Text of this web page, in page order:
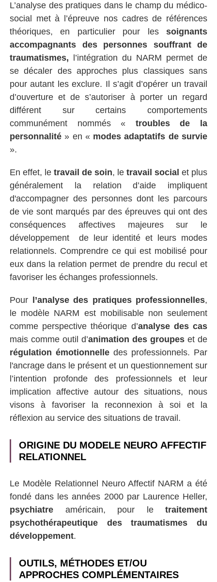
L’analyse des pratiques dans le champ du médico-
social met à l’épreuve nos cadres de références
théoriques, en particulier pour les soignants
accompagnants des personnes souffrant de
traumatismes, l’intégration du NARM permet de
se décaler des approches plus classiques sans
pour autant les exclure. Il s’agit d’opérer un travail
d’ouverture et de s’autoriser à porter un regard
différent sur certains comportements
communément nommés « troubles de la
personnalité » en « modes adaptatifs de survie
».
En effet, le travail de soin, le travail social et plus
généralement la relation d’aide impliquent
d'accompagner des personnes dont les parcours
de vie sont marqués par des épreuves qui ont des
conséquences affectives majeures sur le
développement de leur identité et leurs modes
relationnels. Comprendre ce qui est mobilisé pour
eux dans la relation permet de prendre du recul et
favoriser les échanges professionnels.
Pour l’analyse des pratiques professionnelles,
le modèle NARM est mobilisable non seulement
comme perspective théorique d’analyse des cas
mais comme outil d’animation des groupes et de
régulation émotionnelle des professionnels. Par
l'ancrage dans le présent et un questionnement sur
l’intention profonde des professionnels et leur
implication affective autour des situations, nous
visons à favoriser la reconnexion à soi et la
réflexion au service des situations de travail.
ORIGINE DU MODELE NEURO AFFECTIF
RELATIONNEL
Le Modèle Relationnel Neuro Affectif NARM a été
fondé dans les années 2000 par Laurence Heller,
psychiatre américain, pour le traitement
psychothérapeutique des traumatismes du
développement.
OUTILS, MÉTHODES ET/OU
APPROCHES COMPLÉMENTAIRES